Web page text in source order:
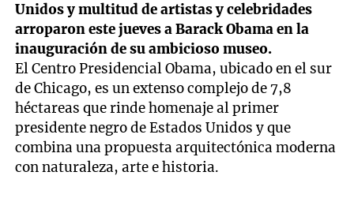
Unidos y multitud de artistas y celebridades
arroparon este jueves a Barack Obama en la
inauguración de su ambicioso museo.
El Centro Presidencial Obama, ubicado en el sur
de Chicago, es un extenso complejo de 7,8
héctareas que rinde homenaje al primer
presidente negro de Estados Unidos y que
combina una propuesta arquitectónica moderna
con naturaleza, arte e historia.